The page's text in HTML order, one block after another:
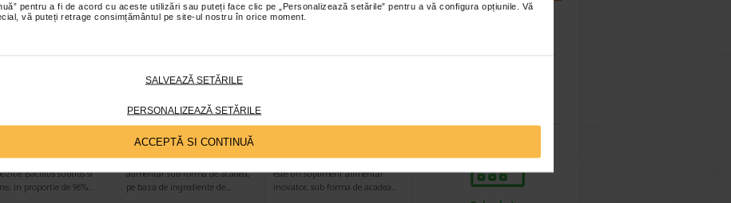
pentru a fi de acord cu aceste utilizări sau puteți face clic pe „Personalizează setările” pentru a vă configura opțiunile. Vă
vă puteți retrage consimțământul pe site-ul nostru în orice moment.
SALVEAZĂ SETĂRILE
PERSONALIZEAZĂ SETĂRILE
ACCEPTĂ SI CONTINUĂ
Benesio
Probiofort Jeleuri are in
Bacillus subtilis si
in proportie de 96%…
Acadele Bombovit
de gat, 6 g, 6
acadele, NATURALIS
Bombovit este un supliment
alimentar sub forma de acadea,
pe baza de ingrediente de…
de Calatorie, 6 g, 6
Naturalis Bombovit De Calatorie
este un supliment alimentar
inovator, sub forma de acadea…